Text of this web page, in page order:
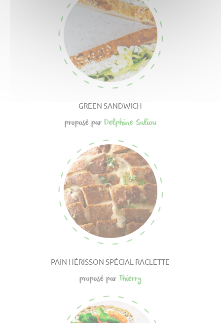
GREEN SANDWICH
proposé par Delphine Saliou
PAIN HÉRISSON SPÉCIAL RACLETTE
proposé par Thierry